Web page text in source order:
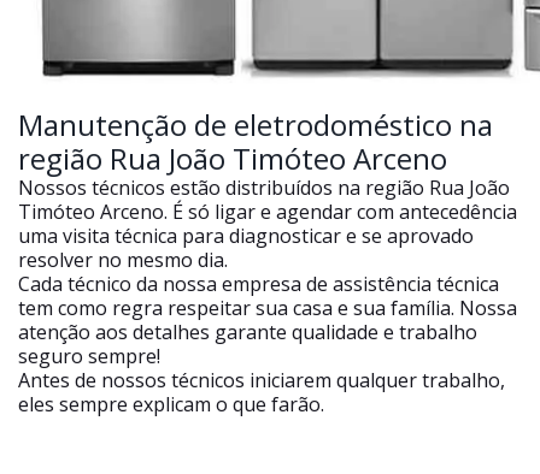
Manutenção de eletrodoméstico na
região Rua João Timóteo Arceno
Nossos técnicos estão distribuídos na região Rua João
Timóteo Arceno. É só ligar e agendar com antecedência
uma visita técnica para diagnosticar e se aprovado
resolver no mesmo dia.
Cada técnico da nossa empresa de assistência técnica
tem como regra respeitar sua casa e sua família. Nossa
atenção aos detalhes garante qualidade e trabalho
seguro sempre!
Antes de nossos técnicos iniciarem qualquer trabalho,
eles sempre explicam o que farão.